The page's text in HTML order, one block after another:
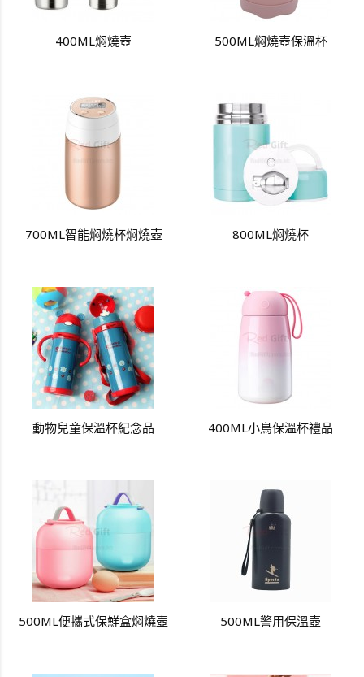
400ML焖燒壺 500ML焖燒壺保溫杯
700ML智能焖燒杯焖燒壺 800ML焖燒杯
動物兒童保溫杯紀念品 400ML小鳥保溫杯禮品
500ML便攜式保鮮盒焖燒壺 500ML警用保溫壺